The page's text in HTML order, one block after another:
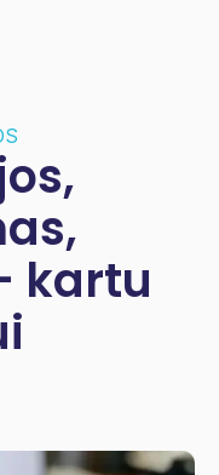
kartu